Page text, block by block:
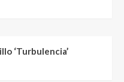
‘Turbulencia’